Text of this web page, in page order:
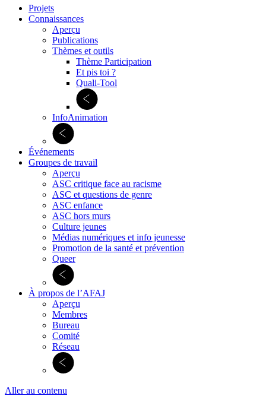
Projets
Connaissances
Aperçu
Publications
Thèmes et outils
Thème Participation
Et pis toi ?
Quali-Tool
InfoAnimation
Événements
Groupes de travail
Aperçu
ASC critique face au racisme
ASC et questions de genre
ASC enfance
ASC hors murs
Culture jeunes
Médias numériques et info jeunesse
Promotion de la santé et prévention
Queer
À propos de l’AFAJ
Aperçu
Membres
Bureau
Comité
Réseau
Aller au contenu